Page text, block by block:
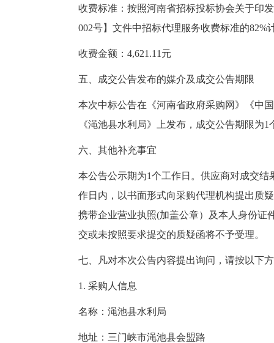
收费标准：按照河南省招标投标协会关于印
002号】文件中招标代理服务收费标准的82%
收费金额：4,621.11元
五、成交公告发布的媒介及成交公告期限
本次中标公告在《河南省政府采购网》《中
《渑池县水利局》上发布，成交公告期限为1
六、其他补充事宜
本公告公示期为1个工作日。供应商对成交
作日内，以书面形式向采购代理机构提出质
携带企业营业执照(加盖公章）及本人身份证
交或未按照要求提交的质疑函将不予受理。
七、凡对本次公告内容提出询问，请按以下
1. 采购人信息
名称：渑池县水利局
地址：三门峡市渑池县会盟路